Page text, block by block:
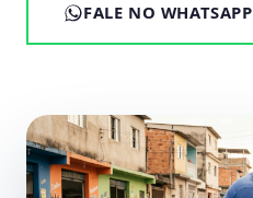
FALE NO WHATSAPP